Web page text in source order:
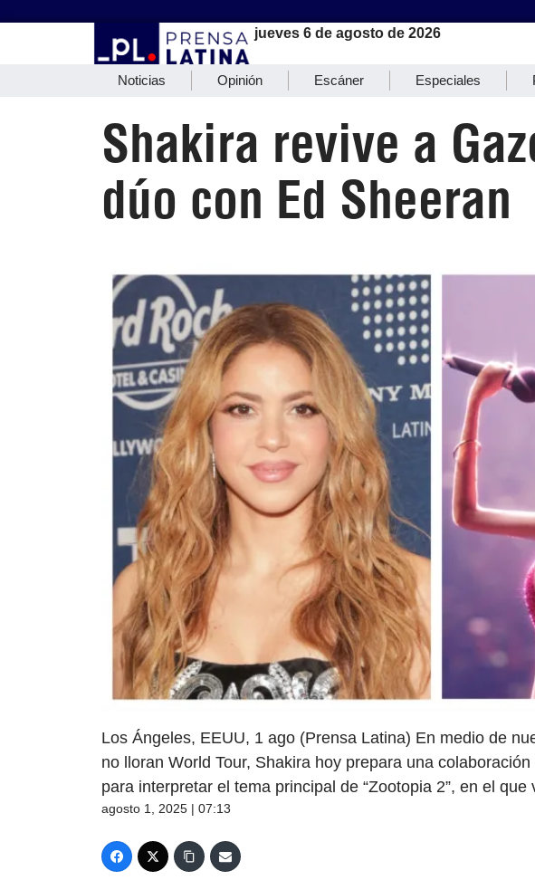
jueves 6 de agosto de 2026
Noticias Opinión Escáner Especiales
Shakira revive a
dúo con Ed Sheeran
Los Ángeles, EEUU, 1 ago (Prensa Latina) En medio de
no lloran World Tour, Shakira hoy prepara una
para interpretar el tema principal de “Zootopia 2”, en el
agosto 1, 2025 | 07:13